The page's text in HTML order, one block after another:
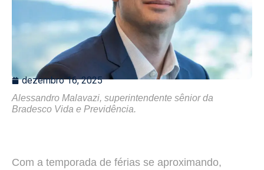
dezembro 16, 2025
Alessandro Malavazi, superintendente sênior da
Bradesco Vida e Previdência.
Com a temporada de férias se aproximando,